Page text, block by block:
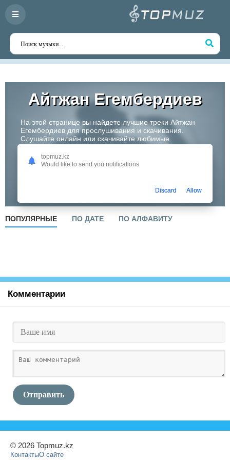
Айтжан Егембердиев
На этой странице вы найдете лучшие треки Айтжан
Егембердиев для прослушивания и скачивания.
Слушайте онлайн или скачивайте любимые
композиции в высоком качестве. Откройте для себя
творчество одного из самых перспективных артистов
Казахстана!
ПОПУЛЯРНЫЕ ПО ДАТЕ ПО АЛФАВИТУ
Комментарии
Отправить
© 2026 Topmuz.kz
КонтактыО сайте
topmuz.kz
Would like to send you notifications
Discard Allow